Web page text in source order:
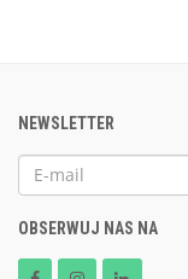
NEWSLETTER
OBSERWUJ NAS NA